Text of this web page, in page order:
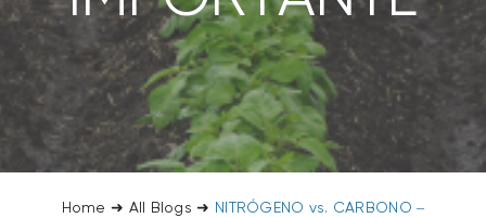
SOBRE NOSOTROS
CONTACTANOS
SEARCH
Home ➜ All Blogs ➜ NITRÓGENO vs. CARBONO –